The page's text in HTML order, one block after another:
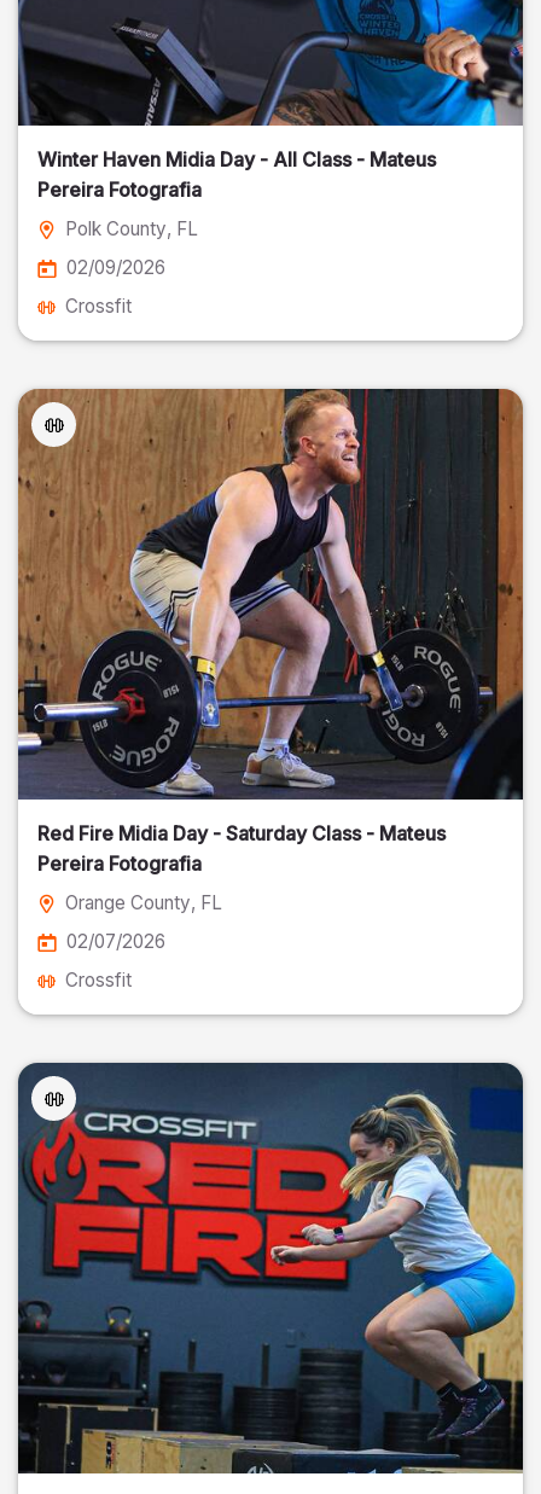
Winter Haven Midia Day - All Class - Mateus
Pereira Fotografia
Polk County, FL
02/09/2026
Crossfit
Red Fire Midia Day - Saturday Class - Mateus
Pereira Fotografia
Orange County, FL
02/07/2026
Crossfit